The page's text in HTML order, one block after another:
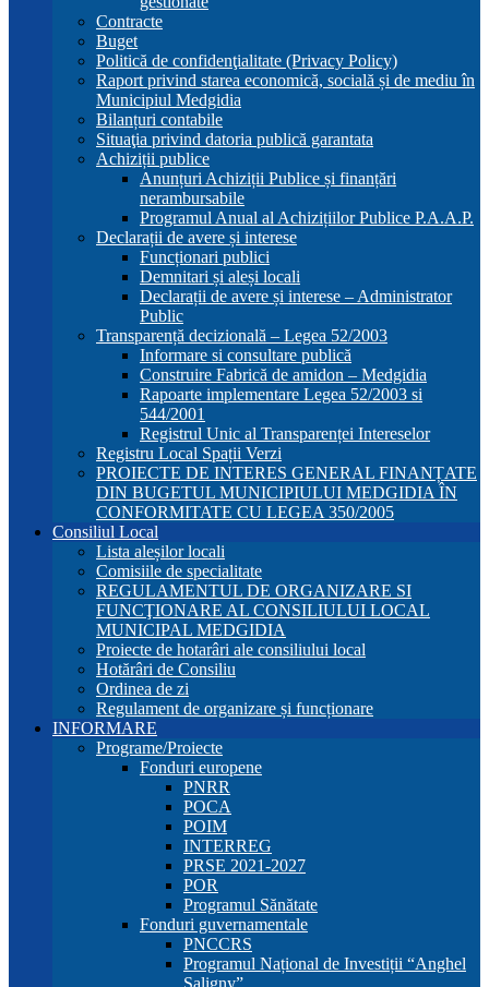
Contracte
Buget
Politică de confidenţialitate (Privacy Policy)
Raport privind starea economică, socială și de mediu în
Municipiul Medgidia
Bilanțuri contabile
Situaţia privind datoria publică garantata
Achiziții publice
Anunțuri Achiziții Publice și finanțări
nerambursabile
Programul Anual al Achizițiilor Publice P.A.A.P.
Declarații de avere și interese
Funcționari publici
Demnitari și aleși locali
Declarații de avere și interese – Administrator
Public
Transparență decizională – Legea 52/2003
Informare si consultare publică
Construire Fabrică de amidon – Medgidia
Rapoarte implementare Legea 52/2003 si
544/2001
Registrul Unic al Transparenței Intereselor
Registru Local Spații Verzi
PROIECTE DE INTERES GENERAL FINANȚATE
DIN BUGETUL MUNICIPIULUI MEDGIDIA ÎN
CONFORMITATE CU LEGEA 350/2005
Consiliul Local
Lista aleșilor locali
Comisiile de specialitate
REGULAMENTUL DE ORGANIZARE SI
FUNCŢIONARE AL CONSILIULUI LOCAL
MUNICIPAL MEDGIDIA
Proiecte de hotarâri ale consiliului local
Hotărâri de Consiliu
Ordinea de zi
Regulament de organizare și funcționare
INFORMARE
Programe/Proiecte
Fonduri europene
PNRR
POCA
POIM
INTERREG
PRSE 2021-2027
POR
Programul Sănătate
Fonduri guvernamentale
PNCCRS
Programul Național de Investiții “Anghel
Saligny”